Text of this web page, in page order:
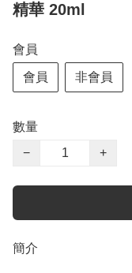
精華 20ml
會員
會員 非會員
數量
−
+
簡介